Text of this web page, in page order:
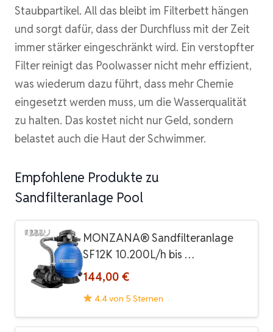
Staubpartikel. All das bleibt im Filterbett hängen
und sorgt dafür, dass der Durchfluss mit der Zeit
immer stärker eingeschränkt wird. Ein verstopfter
Filter reinigt das Poolwasser nicht mehr effizient,
was wiederum dazu führt, dass mehr Chemie
eingesetzt werden muss, um die Wasserqualität
zu halten. Das kostet nicht nur Geld, sondern
belastet auch die Haut der Schwimmer.
Empfohlene Produkte zu
Sandfilteranlage Pool
MONZANA® Sandfilteranlage
SF12K 10.200L/h bis …
144,00 €
4.4 von 5 Sternen